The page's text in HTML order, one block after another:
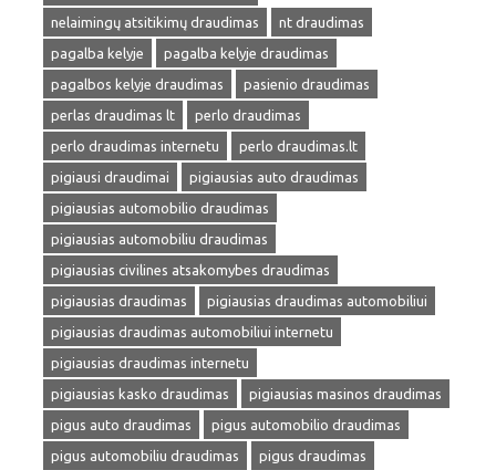
nelaimingų atsitikimų draudimas
nt draudimas
pagalba kelyje
pagalba kelyje draudimas
pagalbos kelyje draudimas
pasienio draudimas
perlas draudimas lt
perlo draudimas
perlo draudimas internetu
perlo draudimas.lt
pigiausi draudimai
pigiausias auto draudimas
pigiausias automobilio draudimas
pigiausias automobiliu draudimas
pigiausias civilines atsakomybes draudimas
pigiausias draudimas
pigiausias draudimas automobiliui
pigiausias draudimas automobiliui internetu
pigiausias draudimas internetu
pigiausias kasko draudimas
pigiausias masinos draudimas
pigus auto draudimas
pigus automobilio draudimas
pigus automobiliu draudimas
pigus draudimas